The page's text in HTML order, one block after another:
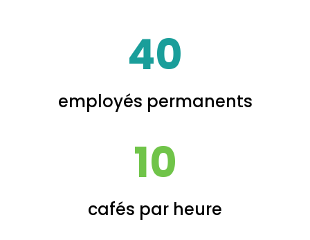
40
employés permanents
10
cafés par heure